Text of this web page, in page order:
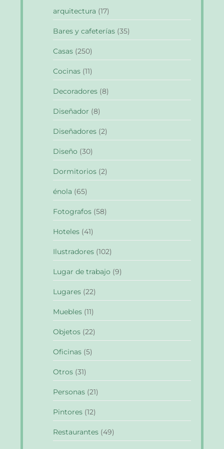
arquitectura (17)
Bares y cafeterías (35)
Casas (250)
Cocinas (11)
Decoradores (8)
Diseñador (8)
Diseñadores (2)
Diseño (30)
Dormitorios (2)
énola (65)
Fotografos (58)
Hoteles (41)
Ilustradores (102)
Lugar de trabajo (9)
Lugares (22)
Muebles (11)
Objetos (22)
Oficinas (5)
Otros (31)
Personas (21)
Pintores (12)
Restaurantes (49)